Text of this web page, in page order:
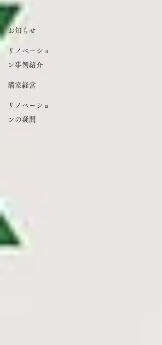
策
お知らせ
リノベーショ
ン事例紹介
満室経営
リノベーショ
ンの疑問